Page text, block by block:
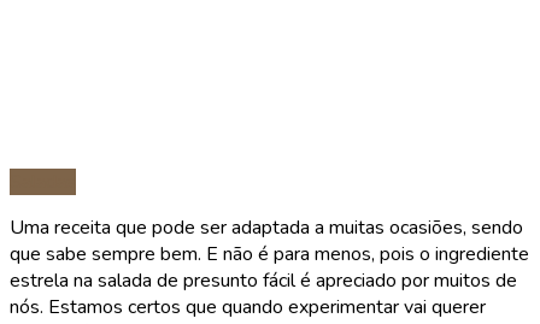
Uma receita que pode ser adaptada a muitas ocasiões, sendo
que sabe sempre bem. E não é para menos, pois o ingrediente
estrela na salada de presunto fácil é apreciado por muitos de
nós. Estamos certos que quando experimentar vai querer